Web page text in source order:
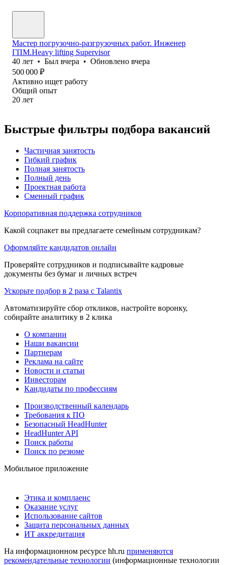
Мастер погрузочно-разгрузочных работ. Инженер
ГПМ.Heavy lifting Supervisor
40 лет • Был вчера • Обновлено вчера
500 000 ₽
Активно ищет работу
Общий опыт
20 лет
Быстрые фильтры подбора вакансий
Частичная занятость
Гибкий график
Полная занятость
Полный день
Проектная работа
Сменный график
Корпоративная поддержка сотрудников
Какой соцпакет вы предлагаете семейным сотрудникам?
Оформляйте кандидатов онлайн
Проверяйте сотрудников и подписывайте кадровые
документы без бумаг и личных встреч
Ускорьте подбор в 2 раза с Talantix
Автоматизируйте сбор откликов, настройте воронку,
собирайте аналитику в 2 клика
О компании
Наши вакансии
Партнерам
Реклама на сайте
Новости и статьи
Инвесторам
Кандидаты по профессиям
Производственный календарь
Требования к ПО
Безопасный HeadHunter
HeadHunter API
Поиск работы
Поиск по резюме
Мобильное приложение
Этика и комплаенс
Оказание услуг
Использование сайтов
Защита персональных данных
ИТ аккредитация
На информационном ресурсе hh.ru применяются
рекомендательные технологии (информационные технологии